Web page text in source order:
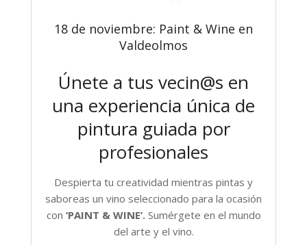
18 de noviembre: Paint & Wine en
Valdeolmos
Únete a tus vecin@s en
una experiencia única de
pintura guiada por
profesionales
Despierta tu creatividad mientras pintas y
saboreas un vino seleccionado para la ocasión
con ‘PAINT & WINE’. Sumérgete en el mundo
del arte y el vino.